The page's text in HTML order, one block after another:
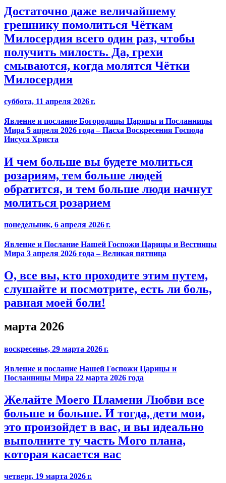
Достаточно даже величайшему
грешнику помолиться Чёткам
Милосердия всего один раз, чтобы
получить милость. Да, грехи
смываются, когда молятся Чётки
Милосердия
суббота, 11 апреля 2026 г.
Явление и послание Богородицы Царицы и Посланницы
Мира 5 апреля 2026 года – Пасха Воскресения Господа
Иисуса Христа
И чем больше вы будете молиться
розариям, тем больше людей
обратится, и тем больше люди начнут
молиться розарием
понедельник, 6 апреля 2026 г.
Явление и Послание Нашей Госпожи Царицы и Вестницы
Мира 3 апреля 2026 года – Великая пятница
О, все вы, кто проходите этим путем,
слушайте и посмотрите, есть ли боль,
равная моей боли!
марта 2026
воскресенье, 29 марта 2026 г.
Явление и послание Нашей Госпожи Царицы и
Посланницы Мира 22 марта 2026 года
Желайте Моего Пламени Любви все
больше и больше. И тогда, дети мои,
это произойдет в вас, и вы идеально
выполните ту часть Мого плана,
которая касается вас
четверг, 19 марта 2026 г.